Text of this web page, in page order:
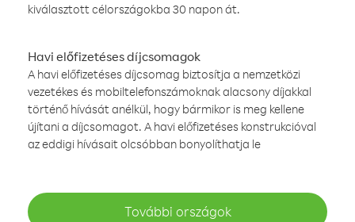
kiválasztott célországokba 30 napon át.
Havi előfizetéses díjcsomagok
A havi előfizetéses díjcsomag biztosítja a nemzetközi
vezetékes és mobiltelefonszámoknak alacsony díjakkal
történő hívását anélkül, hogy bármikor is meg kellene
újítani a díjcsomagot. A havi előfizetéses konstrukcióval
az eddigi hívásait olcsóbban bonyolíthatja le
További országok